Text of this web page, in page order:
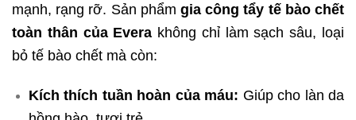
mạnh, rạng rỡ. Sản phẩm gia công tẩy tế bào chết
toàn thân của Evera không chỉ làm sạch sâu, loại
bỏ tế bào chết mà còn:
Kích thích tuần hoàn của máu: Giúp cho làn da